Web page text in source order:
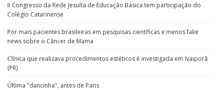
II Congresso da Rede Jesuíta de Educação Básica tem participação do
Colégio Catarinense
Por mais pacientes brasileiras em pesquisas científicas e menos fake
news sobre o Câncer de Mama
Clínica que realizava procedimentos estéticos é investigada em Ivaiporã
(PR)
Última "dancinha", antes de Paris